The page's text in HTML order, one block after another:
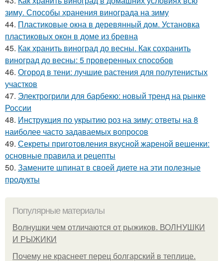
зиму. Способы хранения винограда на зиму
44. Пластиковые окна в деревянный дом. Установка
пластиковых окон в доме из бревна
45. Как хранить виноград до весны. Как сохранить
виноград до весны: 5 проверенных способов
46. Огород в тени: лучшие растения для полутенистых
участков
47. Электрогрили для барбекю: новый тренд на рынке
России
48. Инструкция по укрытию роз на зиму: ответы на 8
наиболее часто задаваемых вопросов
49. Секреты приготовления вкусной жареной вешенки:
основные правила и рецепты
50. Замените шпинат в своей диете на эти полезные
продукты
Популярные материалы
Волнушки чем отличаются от рыжиков. ВОЛНУШКИ
И РЫЖИКИ
Почему не краснеет перец болгарский в теплице.